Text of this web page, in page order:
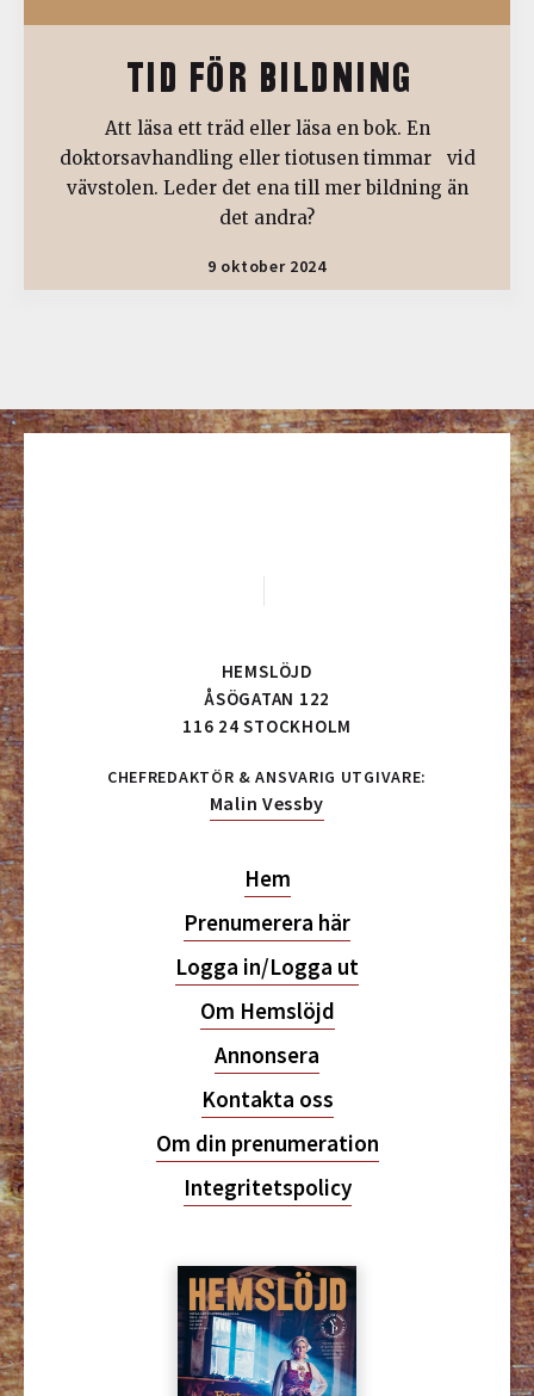
TID FÖR BILDNING
Att läsa ett träd eller läsa en bok. En
doktorsavhandling eller tiotusen timmar vid
vävstolen. Leder det ena till mer bildning än
det andra?
9 oktober 2024
HEMSLÖJD
ÅSÖGATAN 122
116 24 STOCKHOLM
CHEFREDAKTÖR & ANSVARIG UTGIVARE:
Malin Vessby
Hem
Prenumerera här
Logga in/Logga ut
Om Hemslöjd
Annonsera
Kontakta oss
Om din prenumeration
Integritetspolicy